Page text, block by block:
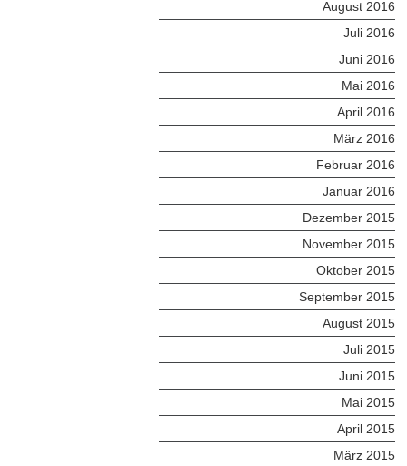
August 2016
Juli 2016
Juni 2016
Mai 2016
April 2016
März 2016
Februar 2016
Januar 2016
Dezember 2015
November 2015
Oktober 2015
September 2015
August 2015
Juli 2015
Juni 2015
Mai 2015
April 2015
März 2015